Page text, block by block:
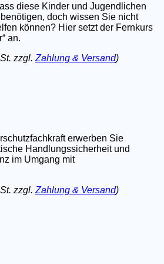
diese Kinder und Jugendlichen
doch wissen Sie nicht
können? Hier setzt der Fernkurs
an.
zzgl. Zahlung & Versand)
erwerben Sie
Handlungssicherheit und
im Umgang mit
zzgl. Zahlung & Versand)